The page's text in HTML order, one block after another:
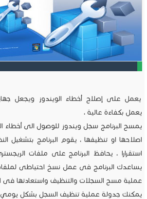
يعمل على إصلاح أخطاء الويندوز ويجعل
يعمل بكفاءة عالية ،
يمسح البرنامج سجل ويندوز للوصول الى أخطاء
اصلاحها او تنظيفها ، يقوم البرنامج بتشغيل
استقرارا ، يحافظ البرنامج على ملفات
يساعدك البرنامج فى عمل نسخ احتياطى
عملية مسح السجلات والتنظيف واستعادتها
يمكنك جدولة عملية تنظيف السجل بشكل